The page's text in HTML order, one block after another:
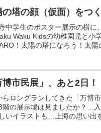
の塔の顔（仮面）をつ
中学生のポスター展示の横に
Waku Kidsの幼稚園児と小
！太陽の塔になろう！太
博市民展」、あと2日！
らロングランしてきた「万博
階の展示場は見ましたか？…
いイラストも…上海の思い出